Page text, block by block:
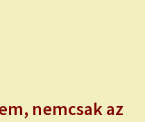
nemcsak az